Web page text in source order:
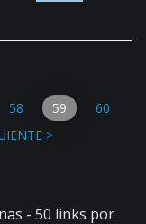
58 59
60
>
- 50 links por